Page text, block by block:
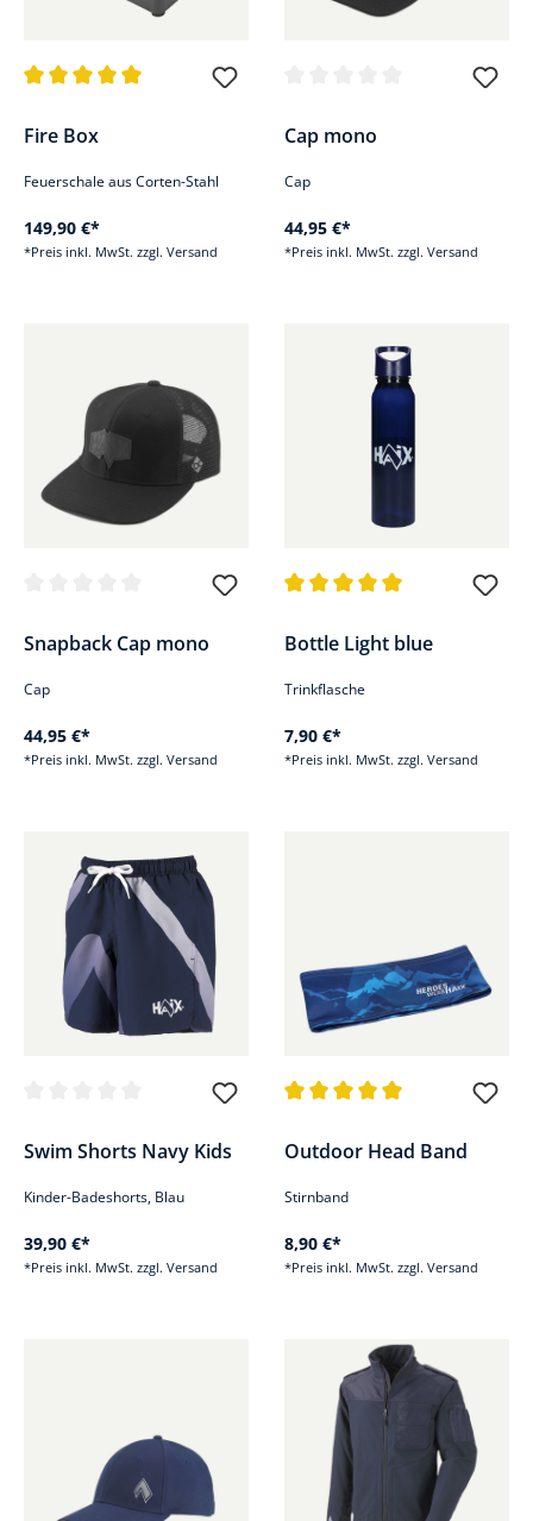
Fire Box
Feuerschale aus Corten-Stahl
149,90 €*
*Preis inkl. MwSt. zzgl. Versand
Cap mono
Cap
44,95 €*
*Preis inkl. MwSt. zzgl. Versand
Snapback Cap mono
Cap
44,95 €*
*Preis inkl. MwSt. zzgl. Versand
Bottle Light blue
Trinkflasche
7,90 €*
*Preis inkl. MwSt. zzgl. Versand
Swim Shorts Navy Kids
Kinder-Badeshorts, Blau
39,90 €*
*Preis inkl. MwSt. zzgl. Versand
Outdoor Head Band
Stirnband
8,90 €*
*Preis inkl. MwSt. zzgl. Versand